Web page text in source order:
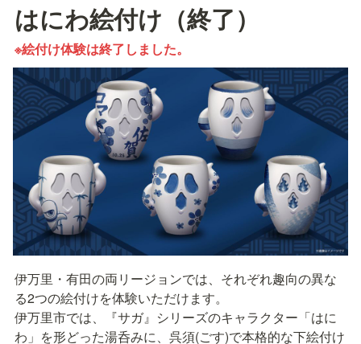
はにわ絵付け（終了）
※絵付け体験は終了しました。
伊万里・有田の両リージョンでは、それぞれ趣向の異な
る2つの絵付けを体験いただけます。
伊万里市では、『サガ』シリーズのキャラクター「はに
わ」を形どった湯呑みに、呉須(ごす)で本格的な下絵付け